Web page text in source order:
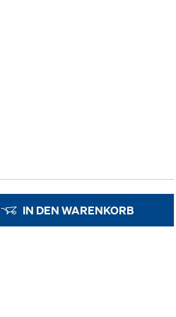
IN DEN WARENKORB